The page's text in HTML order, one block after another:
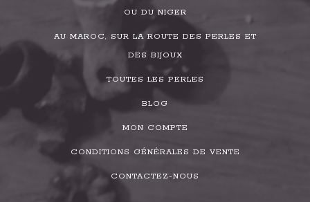
OU DU NIGER
AU MAROC, SUR LA ROUTE DES PERLES ET
DES BIJOUX
TOUTES LES PERLES
BLOG
MON COMPTE
CONDITIONS GÉNÉRALES DE VENTE
CONTACTEZ-NOUS